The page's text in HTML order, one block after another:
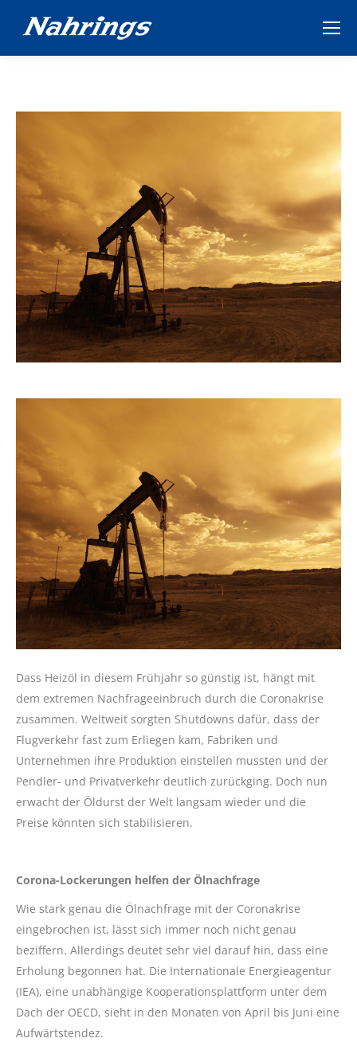
Dass Heizöl in diesem Frühjahr so günstig ist, hängt mit
dem extremen Nachfrageeinbruch durch die Coronakrise
zusammen. Weltweit sorgten Shutdowns dafür, dass der
Flugverkehr fast zum Erliegen kam, Fabriken und
Unternehmen ihre Produktion einstellen mussten und der
Pendler- und Privatverkehr deutlich zurückging. Doch nun
erwacht der Öldurst der Welt langsam wieder und die
Preise könnten sich stabilisieren.
Corona-Lockerungen helfen der Ölnachfrage
Wie stark genau die Ölnachfrage mit der Coronakrise
eingebrochen ist, lässt sich immer noch nicht genau
beziffern. Allerdings deutet sehr viel darauf hin, dass eine
Erholung begonnen hat. Die Internationale Energieagentur
(IEA), eine unabhängige Kooperationsplattform unter dem
Dach der OECD, sieht in den Monaten von April bis Juni eine
Aufwärtstendez.